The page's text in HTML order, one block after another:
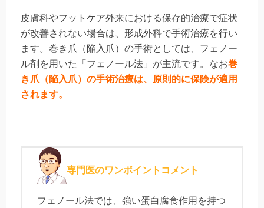
皮膚科やフットケア外来における保存的治療で症状
が改善されない場合は、形成外科で手術治療を行い
ます。巻き爪（陥入爪）の手術としては、フェノー
ル剤を用いた「フェノール法」が主流です。なお巻
き爪（陥入爪）の手術治療は、原則的に保険が適用
されます。
専門医のワンポイントコメント
フェノール法では、強い蛋白腐食作用を持つ